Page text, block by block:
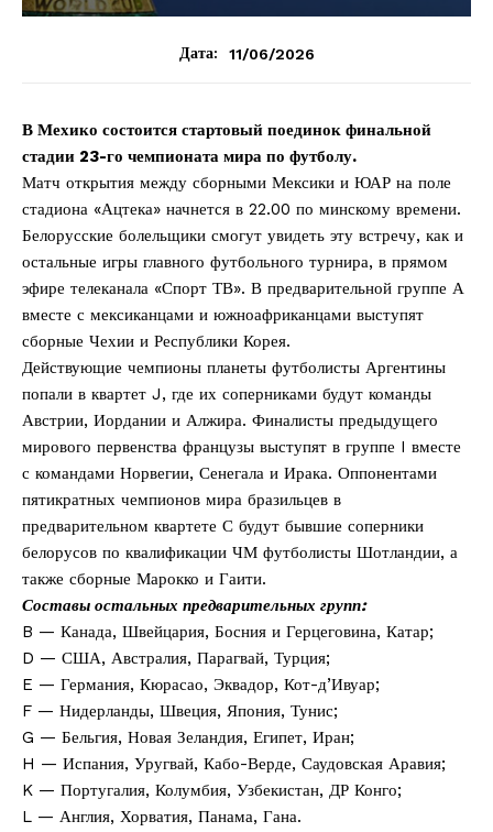
Дата: 11/06/2026
В Мехико состоится стартовый поединок финальной
стадии 23-го чемпионата мира по футболу.
Матч открытия между сборными Мексики и ЮАР на поле
стадиона «Ацтека» начнется в 22.00 по минскому времени.
Белорусские болельщики смогут увидеть эту встречу, как и
остальные игры главного футбольного турнира, в прямом
эфире телеканала «Спорт ТВ». В предварительной группе А
вместе с мексиканцами и южноафриканцами выступят
сборные Чехии и Республики Корея.
Действующие чемпионы планеты футболисты Аргентины
попали в квартет J, где их соперниками будут команды
Австрии, Иордании и Алжира. Финалисты предыдущего
мирового первенства французы выступят в группе I вместе
с командами Норвегии, Сенегала и Ирака. Оппонентами
пятикратных чемпионов мира бразильцев в
предварительном квартете С будут бывшие соперники
белорусов по квалификации ЧМ футболисты Шотландии, а
также сборные Марокко и Гаити.
Составы остальных предварительных групп:
B — Канада, Швейцария, Босния и Герцеговина, Катар;
D — США, Австралия, Парагвай, Турция;
E — Германия, Кюрасао, Эквадор, Кот-д’Ивуар;
F — Нидерланды, Швеция, Япония, Тунис;
G — Бельгия, Новая Зеландия, Египет, Иран;
H — Испания, Уругвай, Кабо-Верде, Саудовская Аравия;
K — Португалия, Колумбия, Узбекистан, ДР Конго;
L — Англия, Хорватия, Панама, Гана.